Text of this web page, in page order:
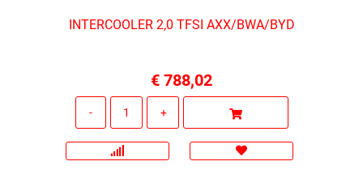
INTERCOOLER 2,0 TFSI AXX/BWA/BYD
€ 788,02